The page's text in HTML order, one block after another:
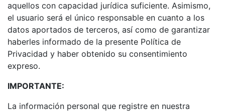
aquellos con capacidad jurídica suficiente. Asimismo,
el usuario será el único responsable en cuanto a los
datos aportados de terceros, así como de garantizar
haberles informado de la presente Política de
Privacidad y haber obtenido su consentimiento
expreso.
IMPORTANTE:
La información personal que registre en nuestra